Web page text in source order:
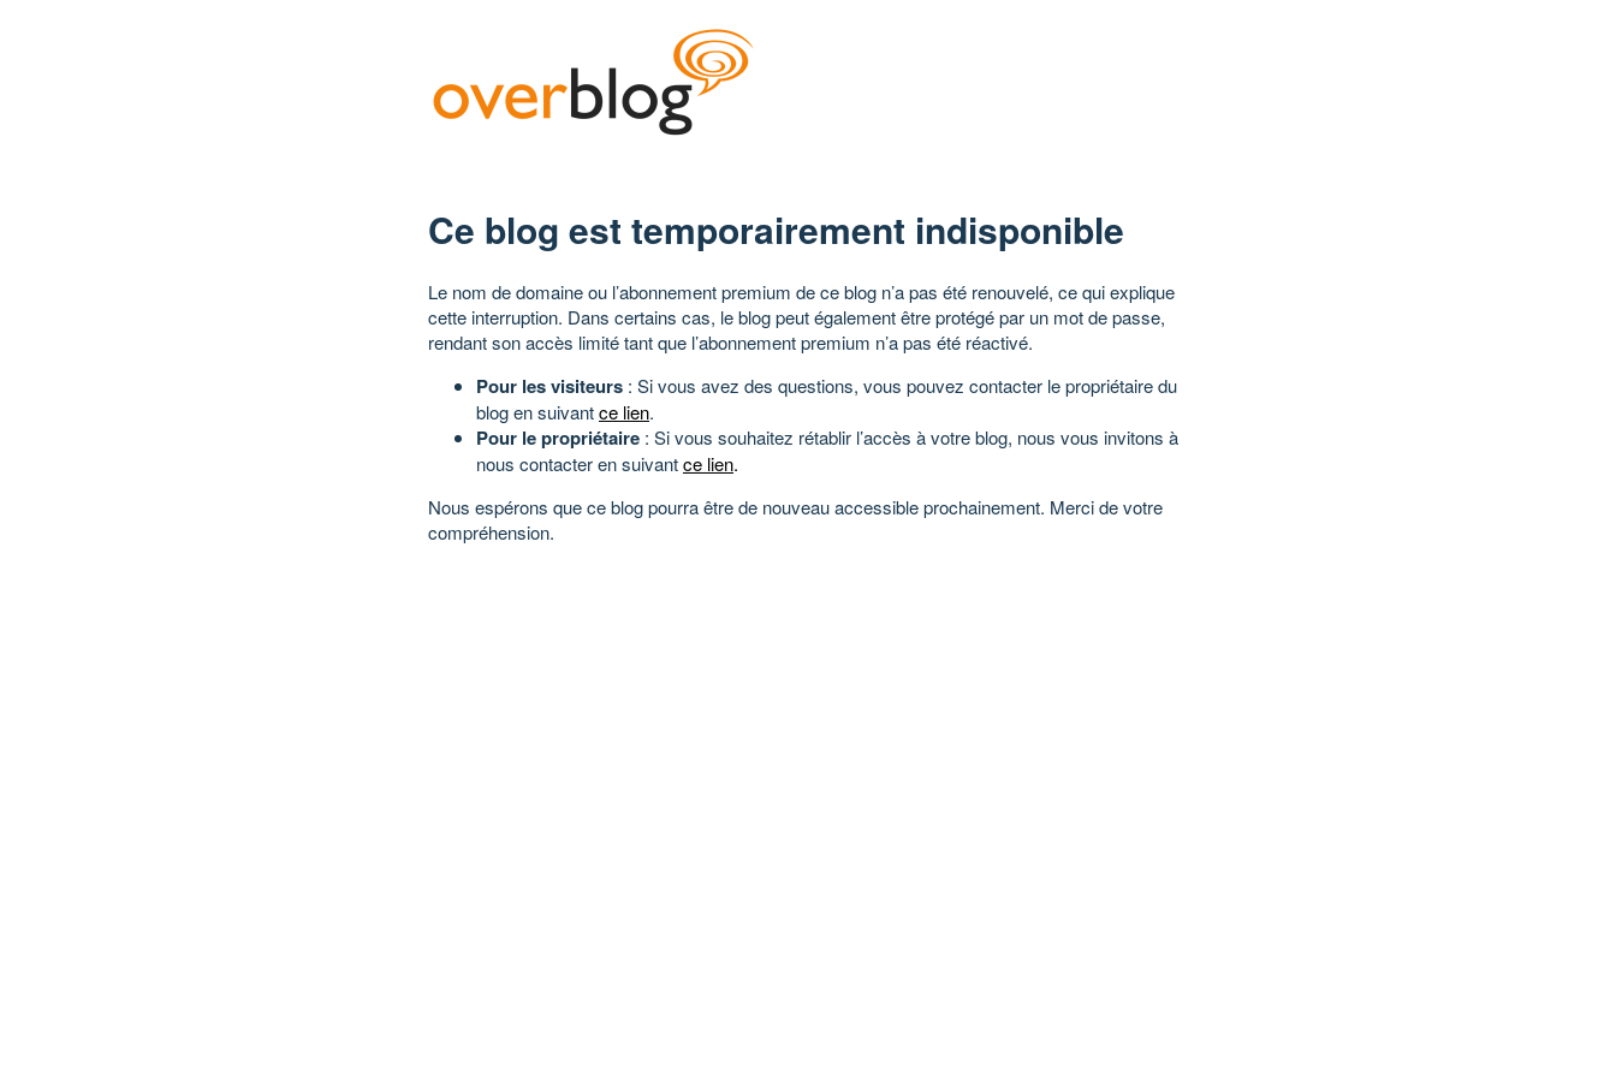
Ce blog est temporairement indisponible
Le nom de domaine ou l’abonnement premium de ce blog n’a pas été renouvelé, ce qui explique
cette interruption. Dans certains cas, le blog peut également être protégé par un mot de passe,
rendant son accès limité tant que l’abonnement premium n’a pas été réactivé.
Pour les visiteurs : Si vous avez des questions, vous pouvez contacter le propriétaire du
blog en suivantce lien.
Pour le propriétaire : Si vous souhaitez rétablir l’accès à votre blog, nous vous invitons à
nous contacter en suivantce lien.
Nous espérons que ce blog pourra être de nouveau accessible prochainement. Merci de votre
compréhension.